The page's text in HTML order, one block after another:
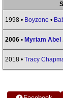
1998 • Boyzone •
2006 • Myriam Abel
2018 • Tracy